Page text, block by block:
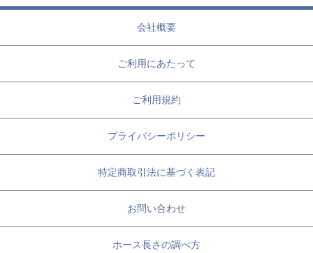
会社概要
ご利用にあたって
ご利用規約
プライバシーポリシー
特定商取引法に基づく表記
お問い合わせ
ホース長さの調べ方